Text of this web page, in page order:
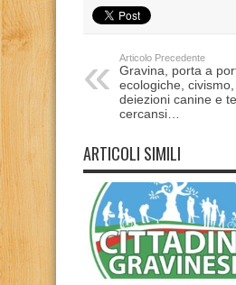
Articolo Precedente
Gravina, porta a
ecologiche,
deiezioni canine e
cercansi…
ARTICOLI SIMILI